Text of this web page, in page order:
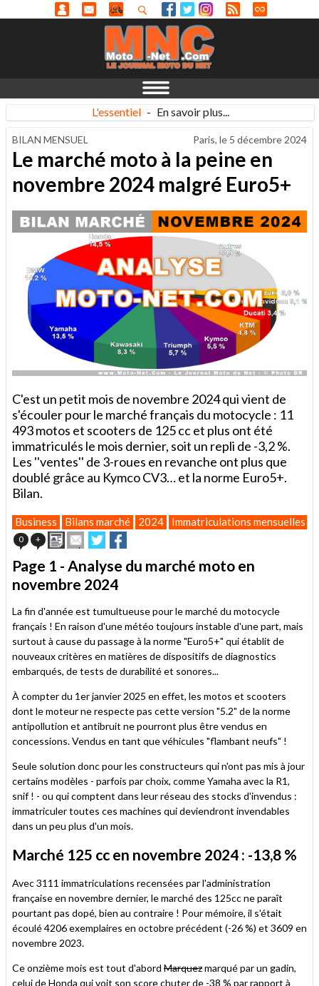
L'essentiel - En savoir plus...
BILAN MENSUEL Paris, le 5 décembre 2024
Le marché moto à la peine en
novembre 2024 malgré Euro5+
C'est un petit mois de novembre 2024 qui vient de
s'écouler pour le marché français du motocycle : 11
493 motos et scooters de 125 cc et plus ont été
immatriculés le mois dernier, soit un repli de -3,2 %.
Les ''ventes'' de 3-roues en revanche ont plus que
doublé grâce au Kymco CV3… et la norme Euro5+.
Bilan.
Business Bilans marché 2024 Immatriculations mensuelles
0 + ImprimerEnvoyer
cet
article
à
un
Partager
sur
Twitter
sur
Facebook
Page 1 - Analyse du marché moto en
novembre 2024
La fin d'année est tumultueuse pour le marché du motocycle
français ! En raison d'une météo toujours instable d'une part, mais
surtout à cause du passage à la norme "Euro5+" qui établit de
nouveaux critères en matières de dispositifs de diagnostics
embarqués, de tests de durabilité et sonores...
À compter du 1er janvier 2025 en effet, les motos et scooters
dont le moteur ne respecte pas cette version "5.2" de la norme
antipollution et antibruit ne pourront plus être vendus en
concessions. Vendus en tant que véhicules "flambant neufs" !
Seule solution donc pour les constructeurs qui n'ont pas mis à jour
certains modèles - parfois par choix, comme Yamaha avec la R1,
snif ! - ou qui comptent dans leur réseau des stocks d'invendus :
immatriculer toutes ces machines qui deviendront invendables
dans un peu plus d'un mois.
Marché 125 cc en novembre 2024 : -13,8 %
Avec 3111 immatriculations recensées par l'administration
française en novembre dernier, le marché des 125cc ne paraît
pourtant pas dopé, bien au contraire ! Pour mémoire, il s'était
écoulé 4206 exemplaires en octobre précédent (-26 %) et 3609 en
novembre 2023.
Ce onzième mois est tout d'abord Marquezmarqué par un gadin,
celui de Honda qui voit son score chuter de -38 % par rapport à